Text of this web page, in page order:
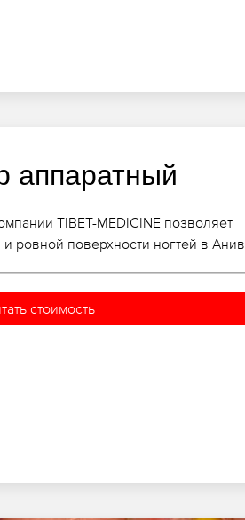
аппаратный
TIBET-MEDICINE позволяет
ровной поверхности ногтей в
стоимость